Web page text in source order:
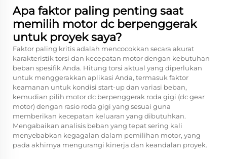
Apa faktor paling penting saat
memilih motor dc berpenggerak
untuk proyek saya?
Faktor paling kritis adalah mencocokkan secara akurat
karakteristik torsi dan kecepatan motor dengan kebutuhan
beban spesifik Anda. Hitung torsi aktual yang diperlukan
untuk menggerakkan aplikasi Anda, termasuk faktor
keamanan untuk kondisi start-up dan variasi beban,
kemudian pilih motor dc berpenggerak roda gigi (dc gear
motor) dengan rasio roda gigi yang sesuai guna
memberikan kecepatan keluaran yang dibutuhkan.
Mengabaikan analisis beban yang tepat sering kali
menyebabkan kegagalan dalam pemilihan motor, yang
pada akhirnya mengurangi kinerja dan keandalan proyek.